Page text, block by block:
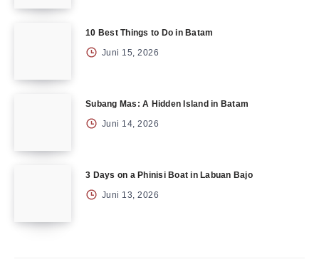
10 Best Things to Do in Batam
Juni 15, 2026
Subang Mas: A Hidden Island in Batam
Juni 14, 2026
3 Days on a Phinisi Boat in Labuan Bajo
Juni 13, 2026